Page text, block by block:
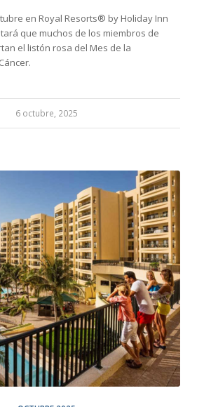
en Royal Resorts® by Holiday Inn
que muchos de los miembros de
el listón rosa del Mes de la
6 octubre, 2025